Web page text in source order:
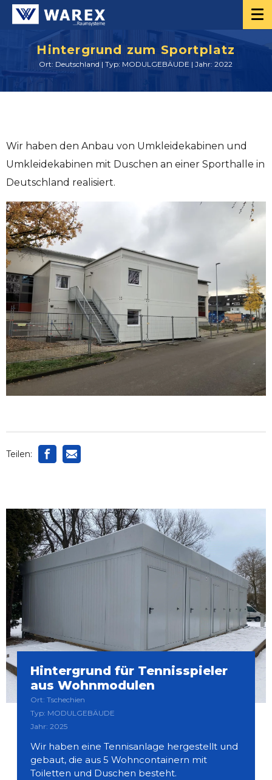
Hintergrund zum Sportplatz
Ort: Deutschland | Typ: MODULGEBÄUDE | Jahr: 2022
Wir haben den Anbau von Umkleidekabinen und
Umkleidekabinen mit Duschen an einer Sporthalle in
Deutschland realisiert.
Teilen:
Hintergrund für Tennisspieler
aus Wohnmodulen
Ort: Tschechien
Typ: MODULGEBÄUDE
Jahr: 2025
Wir haben eine Tennisanlage hergestellt und
gebaut, die aus 5 Wohncontainern mit
Toiletten und Duschen besteht.